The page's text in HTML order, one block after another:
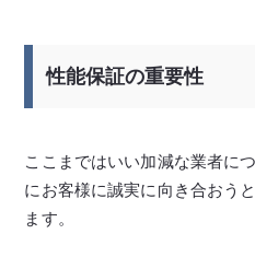
性能保証の重要性
ここまではいい加減な業者に
にお客様に誠実に向き合おう
ます。